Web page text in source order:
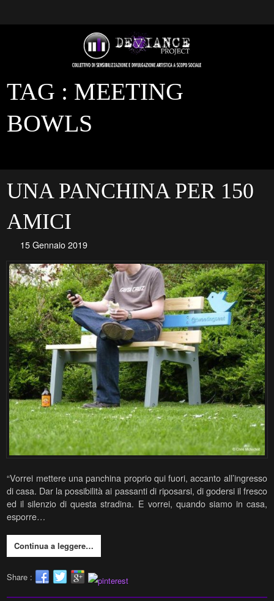
TAG : MEETING
BOWLS
UNA PANCHINA PER 150
AMICI
15 Gennaio 2019
“Vorrei mettere una panchina proprio qui fuori, accanto all’ingresso
di casa. Dar la possibilità ai passanti di riposarsi, di godersi il fresco
ed il silenzio di questa stradina. E vorrei, quando siamo in casa,
esporre…
Continua a leggere…
Share :